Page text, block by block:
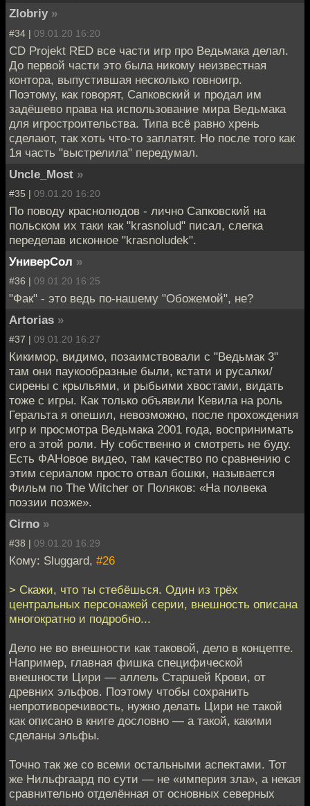
Zlobriy »
#34 | 09.01.20 16:20
CD Projekt RED все части игр про Ведьмака делал.
До первой части это была никому неизвестная
контора, выпустившая несколько говноигр.
Поэтому, как говорят, Сапковский и продал им
задёшево права на использование мира Ведьмака
для игростроительства. Типа всё равно хрень
сделают, так хоть что-то заплатят. Но после того как
1я часть "выстрелила" передумал.
Uncle_Most »
#35 | 09.01.20 16:20
По поводу краснолюдов - лично Сапковский на
польском их таки как "krasnolud" писал, слегка
переделав исконное "krasnoludek".
УниверСол »
#36 | 09.01.20 16:25
"Фак" - это ведь по-нашему "Обожемой", не?
Artorias »
#37 | 09.01.20 16:27
Кикимор, видимо, позаимствовали с "Ведьмак 3"
там они паукообразные были, кстати и русалки/
сирены с крыльями, и рыбьими хвостами, видать
тоже с игры. Как только объявили Кевила на роль
Геральта я опешил, невозможно, после прохождения
игр и просмотра Ведьмака 2001 года, воспринимать
его а этой роли. Ну собственно и смотреть не буду.
Есть ФАНовое видео, там качество по сравнению с
этим сериалом просто отвал бошки, называется
Фильм по The Witcher от Поляков: «На полвека
поэзии позже».
Cirno »
#38 | 09.01.20 16:29
Кому: Sluggard, #26
> Скажи, что ты стебёшься. Один из трёх
центральных персонажей серии, внешность описана
многократно и подробно...
Дело не во внешности как таковой, дело в концепте.
Например, главная фишка специфической
внешности Цири — аллель Старшей Крови, от
древних эльфов. Поэтому чтобы сохранить
непротиворечивость, нужно делать Цири не такой
как описано в книге дословно — а такой, какими
сделаны эльфы.
Точно так же со всеми остальными аспектами. Тот
же Нильфгаард по сути — не «империя зла», а некая
сравнительно отделённая от основных северных